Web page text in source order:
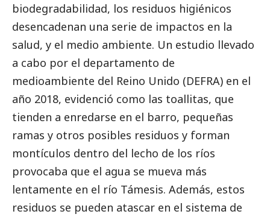
biodegradabilidad, los residuos higiénicos
desencadenan una serie de impactos en la
salud, y el medio ambiente. Un estudio llevado
a cabo por el departamento de
medioambiente del Reino Unido (DEFRA) en el
año 2018, evidenció como las toallitas, que
tienden a enredarse en el barro, pequeñas
ramas y otros posibles residuos y forman
montículos dentro del lecho de los ríos
provocaba que el agua se mueva más
lentamente en el río Támesis. Además, estos
residuos se pueden atascar en el sistema de